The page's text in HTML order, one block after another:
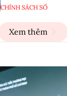
CHÍNH SÁCH SỐ
Xem thêm